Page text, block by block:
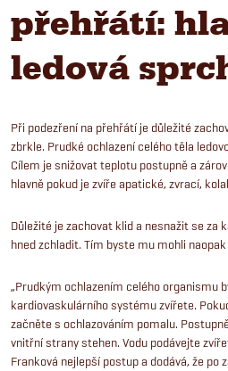
přehřátí:
ledová
Při podezření na přehřátí je důležité
zbrkle. Prudké ochlazení celého těla
Cílem je snižovat teplotu postupně a
hlavně pokud je zvíře apatické, zvrací,
Důležité je zachovat klid a nesnažit se za
hned zchladit. Tím byste mu mohli
„Prudkým ochlazením celého organismu
kardiovaskulárního systému zvířete.
začněte s ochlazováním pomalu.
vnitřní strany stehen. Vodu podávejte
Franková nejlepší postup a dodává, že po